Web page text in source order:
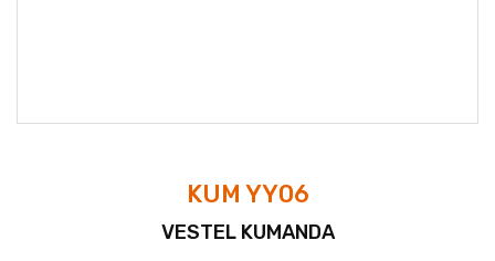
KUM YY06
VESTEL KUMANDA